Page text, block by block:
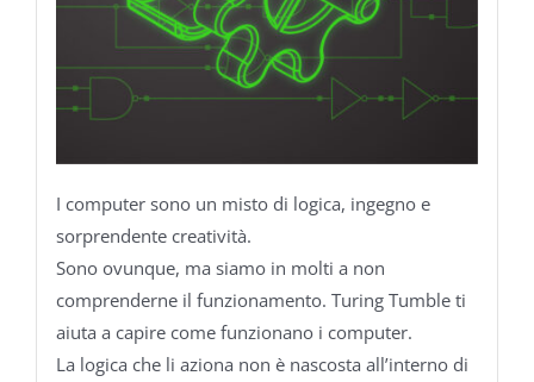
I computer sono un misto di logica, ingegno e
sorprendente creatività.
Sono ovunque, ma siamo in molti a non
comprenderne il funzionamento. Turing Tumble ti
aiuta a capire come funzionano i computer.
La logica che li aziona non è nascosta all’interno di